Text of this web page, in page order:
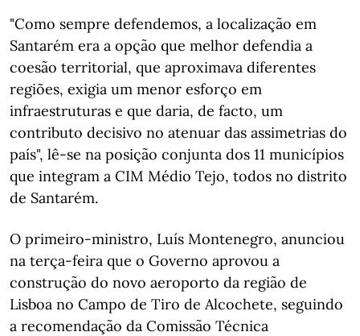
"Como sempre defendemos, a localização em
Santarém era a opção que melhor defendia a
coesão territorial, que aproximava diferentes
regiões, exigia um menor esforço em
infraestruturas e que daria, de facto, um
contributo decisivo no atenuar das assimetrias do
país", lê-se na posição conjunta dos 11 municípios
que integram a CIM Médio Tejo, todos no distrito
de Santarém.
O primeiro-ministro, Luís Montenegro, anunciou
na terça-feira que o Governo aprovou a
construção do novo aeroporto da região de
Lisboa no Campo de Tiro de Alcochete, seguindo
a recomendação da Comissão Técnica